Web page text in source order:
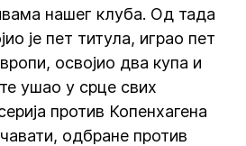
нашег клуба. Од тада
је пет титула, играо пет
освојио два купа и
ушао у срце свих
против Копенхагена
одбране против